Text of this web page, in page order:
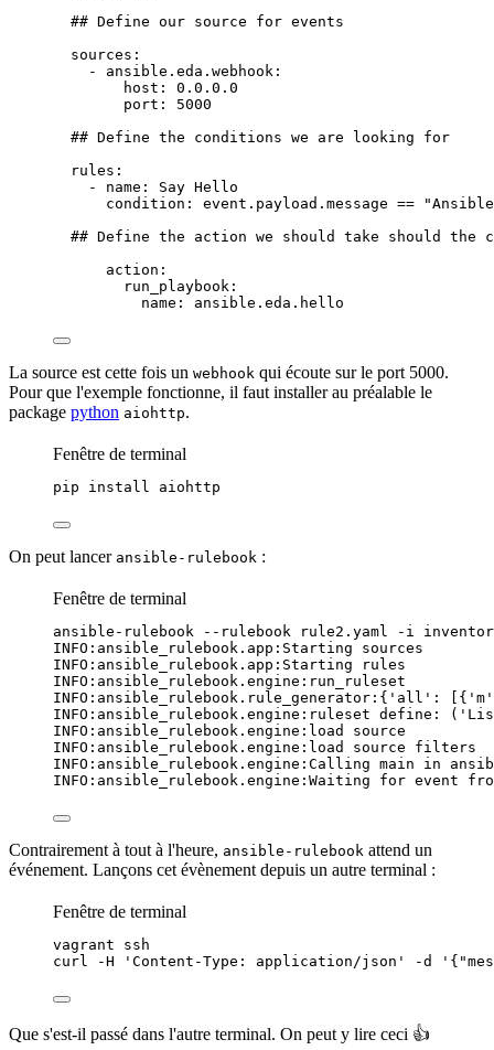
## Define our source for events
sources :
- ansible.eda.webhook :
host : 0.0.0.0
port : 5000
## Define the conditions we are looking for
rules :
- name : Say Hello
condition : event.payload.message ==
## Define the action we should take should the
action :
run_playbook :
name : ansible.eda.hello
La source est cette fois un webhook qui écoute sur le port 5000.
Pour que l'exemple fonctionne, il faut installer au préalable le
package python aiohttp.
Fenêtre de terminal
pip install aiohttp
On peut lancer ansible-rulebook :
Fenêtre de terminal
ansible-rulebook --rulebook rule2.yaml -i
INFO:ansible_rulebook.app:Starting
sources
INFO:ansible_rulebook.app:Starting
rules
INFO:ansible_rulebook.engine:run_ruleset
INFO:ansible_rulebook.rule_generator: { ' all ': [{' m
INFO:ansible_rulebook.engine:ruleset define: ('
INFO:ansible_rulebook.engine:load source
INFO:ansible_rulebook.engine:load source filters
INFO:ansible_rulebook.engine:Calling main in
INFO:ansible_rulebook.engine:Waiting for event
Contrairement à tout à l'heure, ansible-rulebook attend un
événement. Lançons cet évènement depuis un autre terminal :
Fenêtre de terminal
vagrant
ssh
curl
-H ' Content-Type: application/json ' -d '
Que s'est-il passé dans l'autre terminal. On peut y lire ceci 👍